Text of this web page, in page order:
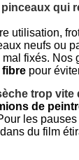
qui
utilisation,
neufs ou
fixés. Nos
fibre pour
trop vite
de
les pauses
du film